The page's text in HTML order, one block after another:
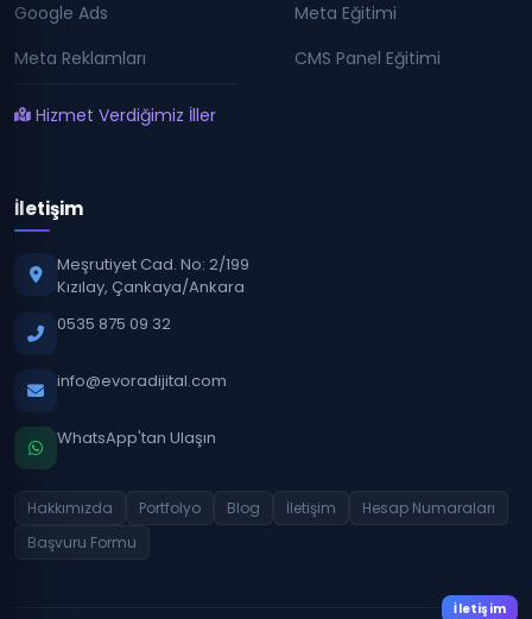
Google Ads
Meta Reklamları
Hizmet Verdiğimiz İller
Meta Eğitimi
CMS Panel Eğitimi
İletişim
Meşrutiyet Cad. No: 2/199
Kızılay, Çankaya/Ankara
0535 875 09 32
info@evoradijital.com
WhatsApp'tan Ulaşın
Hakkımızda Portfolyo Blog İletişim
Hesap Numaraları
Başvuru Formu
İletişim